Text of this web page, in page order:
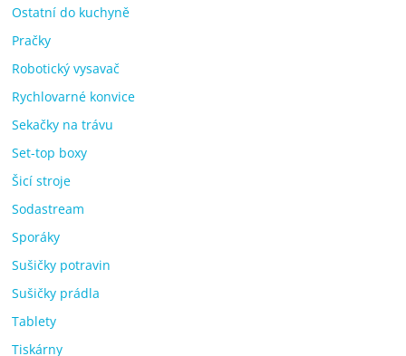
Ostatní do kuchyně
Pračky
Robotický vysavač
Rychlovarné konvice
Sekačky na trávu
Set-top boxy
Šicí stroje
Sodastream
Sporáky
Sušičky potravin
Sušičky prádla
Tablety
Tiskárny